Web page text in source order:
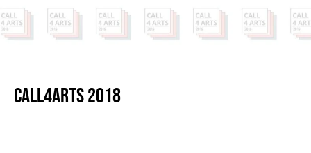
Call4arts 2018